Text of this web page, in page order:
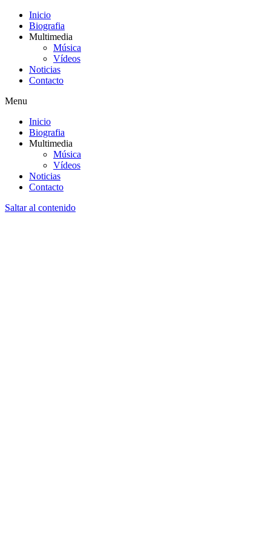
Inicio
Biografia
Multimedia
Música
Vídeos
Noticias
Contacto
Menu
Inicio
Biografia
Multimedia
Música
Vídeos
Noticias
Contacto
Saltar al contenido